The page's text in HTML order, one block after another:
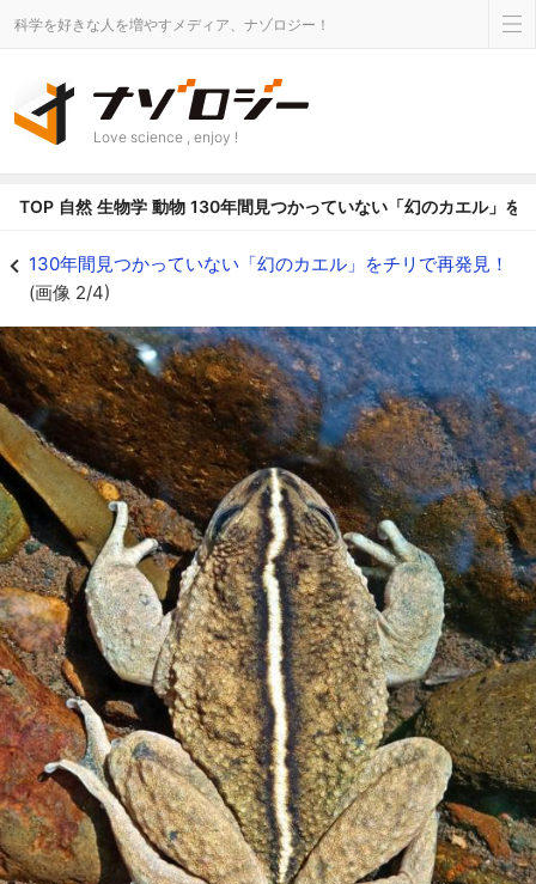
科学を好きな人を増やすメディア、ナゾロジー！
Love science , enjoy !
TOP 自然 生物学 動物 130年間見つかっていない「幻のカエル」を
130年間見つかっていない「幻のカエル」をチリで再発見！
(画像 2/4)